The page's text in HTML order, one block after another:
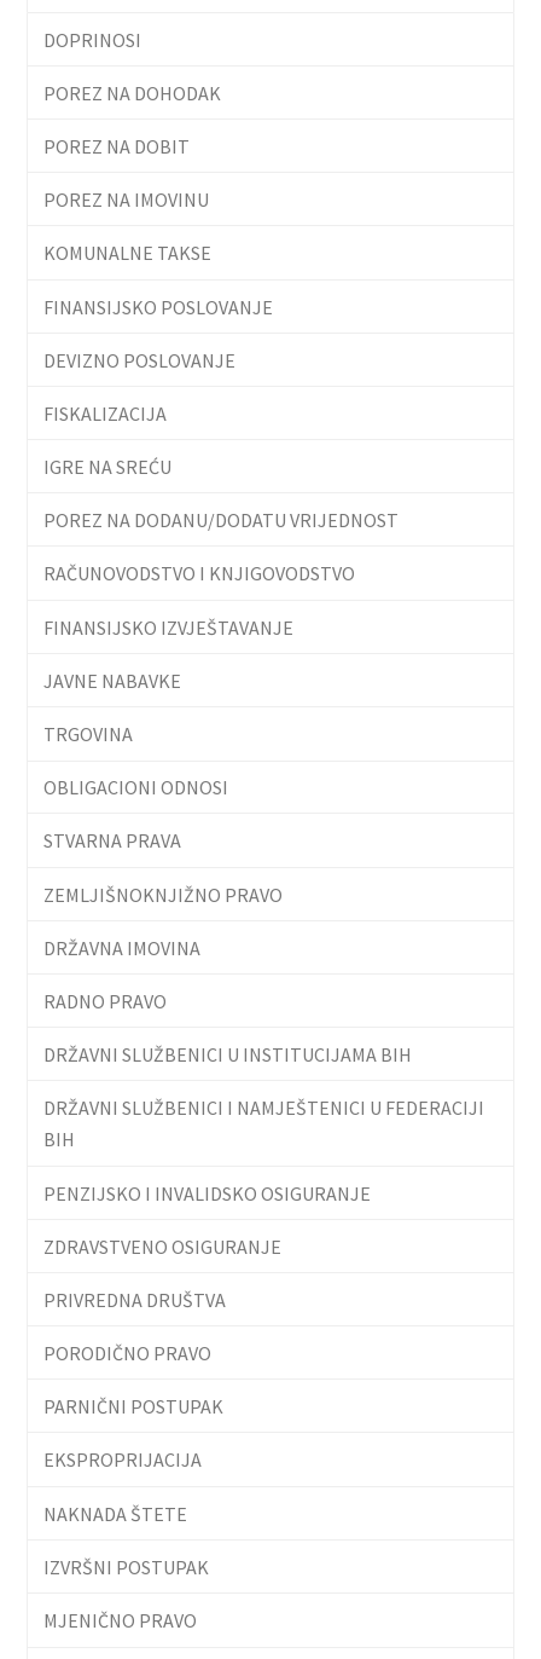
DOPRINOSI
POREZ NA DOHODAK
POREZ NA DOBIT
POREZ NA IMOVINU
KOMUNALNE TAKSE
FINANSIJSKO POSLOVANJE
DEVIZNO POSLOVANJE
FISKALIZACIJA
IGRE NA SREĆU
POREZ NA DODANU/DODATU VRIJEDNOST
RAČUNOVODSTVO I KNJIGOVODSTVO
FINANSIJSKO IZVJEŠTAVANJE
JAVNE NABAVKE
TRGOVINA
OBLIGACIONI ODNOSI
STVARNA PRAVA
ZEMLJIŠNOKNJIŽNO PRAVO
DRŽAVNA IMOVINA
RADNO PRAVO
DRŽAVNI SLUŽBENICI U INSTITUCIJAMA BIH
DRŽAVNI SLUŽBENICI I NAMJEŠTENICI U FEDERACIJI
BIH
PENZIJSKO I INVALIDSKO OSIGURANJE
ZDRAVSTVENO OSIGURANJE
PRIVREDNA DRUŠTVA
PORODIČNO PRAVO
PARNIČNI POSTUPAK
EKSPROPRIJACIJA
NAKNADA ŠTETE
IZVRŠNI POSTUPAK
MJENIČNO PRAVO